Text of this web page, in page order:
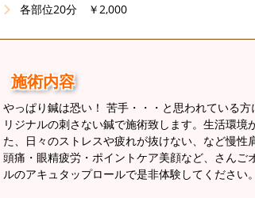
各部位20分 ￥2,000
施術内容
やっぱり鍼は恐い！ 苦手・・・と思われている方
リジナルの刺さない鍼で施術致します。生活環境
た、日々のストレスや疲れが抜けない、など慢性
頭痛・眼精疲労・ポイントケア美顔など、さんご
ルのアキュタップロールで是非体験してください。